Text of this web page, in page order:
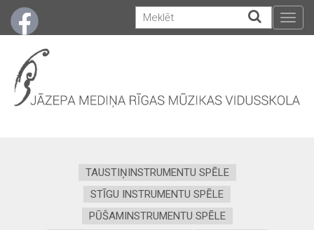
TAUSTIŅINSTRUMENTU SPĒLE
STĪGU INSTRUMENTU SPĒLE
PŪŠAMINSTRUMENTU SPĒLE